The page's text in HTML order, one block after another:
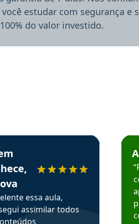
estudar com segurança e
do valor investido.
Sergio recomenda o Aprova Concursos
essa aula,
assimilar todos